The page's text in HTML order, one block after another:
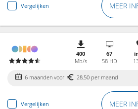
Vergelijken MEER
400
Mb/s
67
58 HD
6 maanden voor 28,50 per maand
Vergelijken MEER